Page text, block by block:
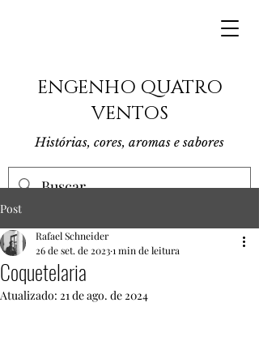
ENGENHO QUATRO
VENTOS
Histórias, cores, aromas e sabores
Post
Coquetelaria
Rafael Schneider
26 de set. de 20231 min de leitura
Atualizado: 21 de ago. de 2024